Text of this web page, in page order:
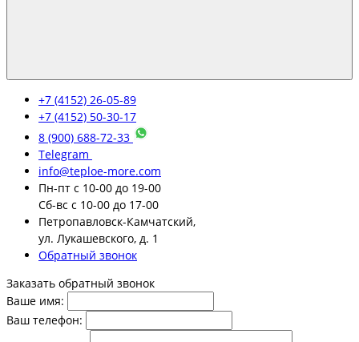
+7 (4152) 26-05-89
+7 (4152) 50-30-17
8 (900) 688-72-33
Telegram
info@teploe-more.com
Пн-пт с 10-00 до 19-00
Сб-вс с 10-00 до 17-00
Петропавловск-Камчатский,
ул. Лукашевского, д. 1
Обратный звонок
Заказать обратный звонок
Ваше имя:
Ваш телефон: